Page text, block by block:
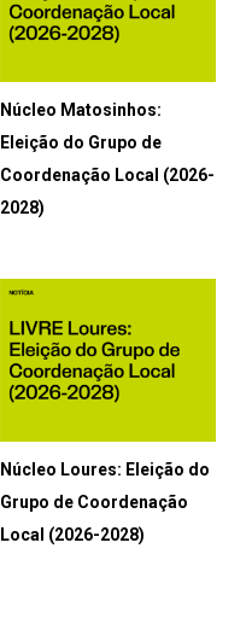
Núcleo Matosinhos:
Eleição do Grupo de
Coordenação Local (2026-
2028)
Núcleo Loures: Eleição do
Grupo de Coordenação
Local (2026-2028)